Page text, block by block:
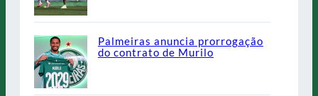
Palmeiras anuncia prorrogação
do contrato de Murilo